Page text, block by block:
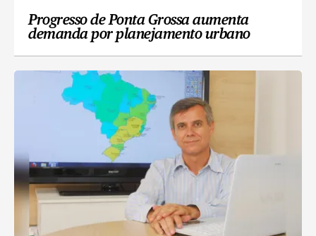
Progresso de Ponta Grossa aumenta
demanda por planejamento urbano